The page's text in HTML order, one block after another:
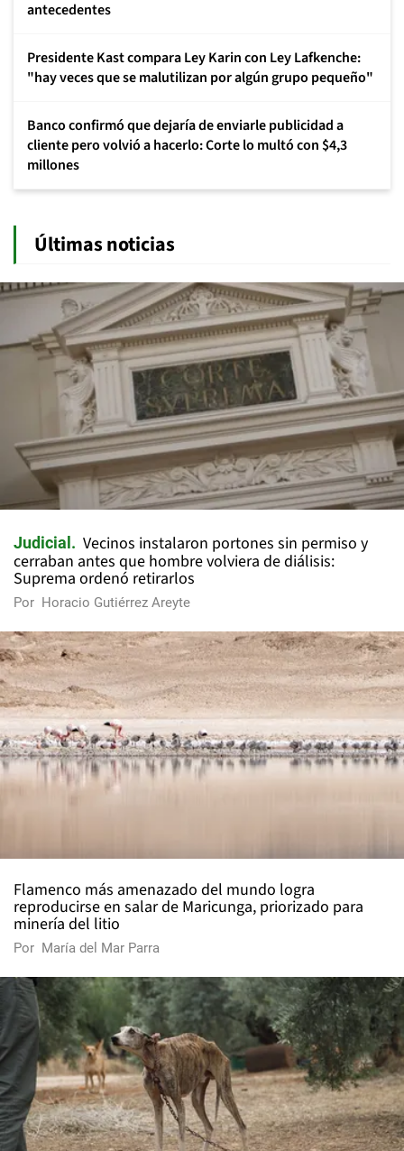
Opinión Ley SBAP, áreas protegidas y conservación
Por Flavia Liberona
Reportaje
La ley que acabó con las bolsas plásticas
transformó el reciclaje en Chile, pero dejó al
descubierto sus vacíos
Por Pablo Oyarzún